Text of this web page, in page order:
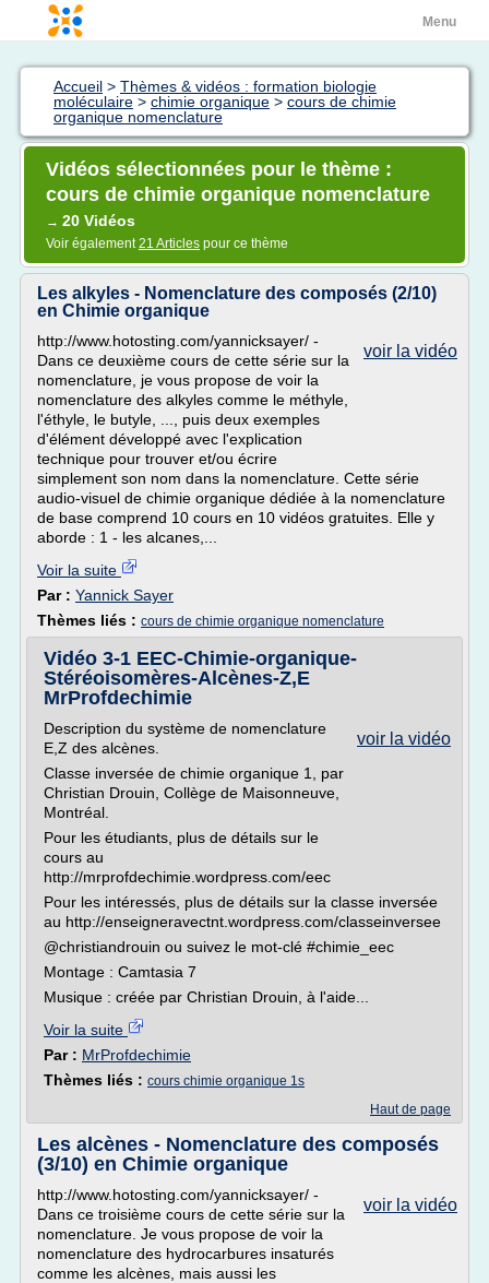
Menu
Accueil > Thèmes & vidéos : formation biologie
moléculaire > chimie organique > cours de chimie
organique nomenclature
Vidéos sélectionnées pour le thème :
cours de chimie organique nomenclature
→ 20 Vidéos
Voir également21 Articles pour ce thème
Les alkyles - Nomenclature des composés (2/10)
en Chimie organique
voir la vidéo
http://www.hotosting.com/yannicksayer/ -
Dans ce deuxième cours de cette série sur la
nomenclature, je vous propose de voir la
nomenclature des alkyles comme le méthyle,
l'éthyle, le butyle, ..., puis deux exemples
d'élément développé avec l'explication
technique pour trouver et/ou écrire
simplement son nom dans la nomenclature. Cette série
audio-visuel de chimie organique dédiée à la nomenclature
de base comprend 10 cours en 10 vidéos gratuites. Elle y
aborde : 1 - les alcanes,...
Voir la suite
Par : Yannick Sayer
Thèmes liés : cours de chimie organique nomenclature
Vidéo 3-1 EEC-Chimie-organique-
Stéréoisomères-Alcènes-Z,E
MrProfdechimie
voir la vidéo
Description du système de nomenclature
E,Z des alcènes.
Classe inversée de chimie organique 1, par
Christian Drouin, Collège de Maisonneuve,
Montréal.
Pour les étudiants, plus de détails sur le
cours au
http://mrprofdechimie.wordpress.com/eec
Pour les intéressés, plus de détails sur la classe inversée
au http://enseigneravectnt.wordpress.com/classeinversee
@christiandrouin ou suivez le mot-clé #chimie_eec
Montage : Camtasia 7
Musique : créée par Christian Drouin, à l'aide...
Voir la suite
Par : MrProfdechimie
Thèmes liés : cours chimie organique 1s
Haut de page
Les alcènes - Nomenclature des composés
(3/10) en Chimie organique
voir la vidéo
http://www.hotosting.com/yannicksayer/ -
Dans ce troisième cours de cette série sur la
nomenclature. Je vous propose de voir la
nomenclature des hydrocarbures insaturés
comme les alcènes, mais aussi les